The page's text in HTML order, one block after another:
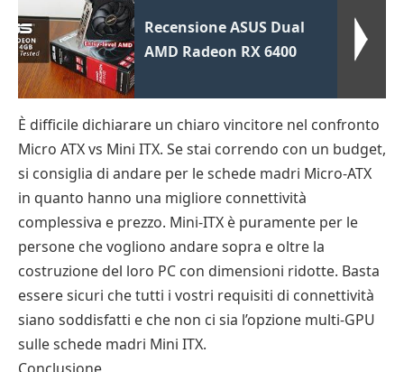
Recensione ASUS Dual
AMD Radeon RX 6400
È difficile dichiarare un chiaro vincitore nel confronto
Micro ATX vs Mini ITX. Se stai correndo con un budget,
si consiglia di andare per le schede madri Micro-ATX
in quanto hanno una migliore connettività
complessiva e prezzo. Mini-ITX è puramente per le
persone che vogliono andare sopra e oltre la
costruzione del loro PC con dimensioni ridotte. Basta
essere sicuri che tutti i vostri requisiti di connettività
siano soddisfatti e che non ci sia l’opzione multi-GPU
sulle schede madri Mini ITX.